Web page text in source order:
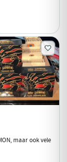
maar ook vele